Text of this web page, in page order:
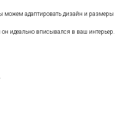
можем адаптировать дизайн и размеры
идеально вписывался в ваш интерьер.